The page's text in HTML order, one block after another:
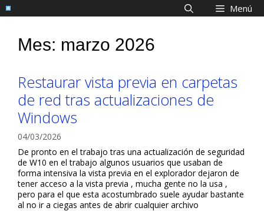
Saltar
al
Menú
Mes: marzo 2026
Restaurar vista previa en carpetas
de red tras actualizaciones de
Windows
04/03/2026
De pronto en el trabajo tras una actualización de seguridad
de W10 en el trabajo algunos usuarios que usaban de
forma intensiva la vista previa en el explorador dejaron de
tener acceso a la vista previa , mucha gente no la usa ,
pero para el que esta acostumbrado suele ayudar bastante
al no ir a ciegas antes de abrir cualquier archivo